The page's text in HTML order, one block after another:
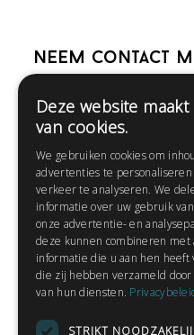
Neem contact
Gratis
Deze website
van cookies.
We gebruiken cookies om
advertenties te personaliseren
verkeer te analyseren. We
informatie over uw gebruik
onze advertentie- en
deze kunnen combineren met
informatie die u aan hen heeft
die zij hebben verzameld
van hun diensten.
STRIKT